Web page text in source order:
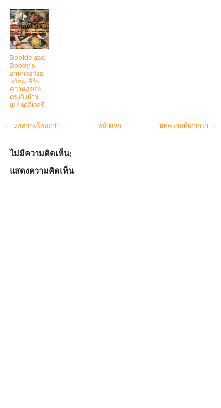
Bookie and
Bobby’s
อาหารอร่อย
พร้อมเสิร์ฟ
ความสุขส่ง
ตรงถึงบ้าน
แบบเดลีเวอรี่
← บทความใหม่กว่า บทความที่เก่ากว่า →
หน้าแรก
ไม่มีความคิดเห็น:
แสดงความคิดเห็น